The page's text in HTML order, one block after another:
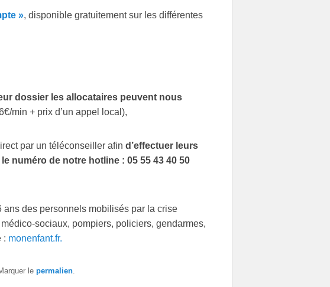
», disponible gratuitement sur les différentes
dossier les allocataires peuvent nous
min + prix d’un appel local),
par un téléconseiller afin d’effectuer leurs
numéro de notre hotline : 05 55 43 40 50
ans des personnels mobilisés par la crise
sociaux, pompiers, policiers, gendarmes,
: monenfant.fr.
le permalien